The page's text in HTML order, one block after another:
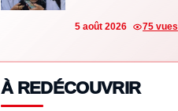
5 août 2026 75 vues
À REDÉCOUVRIR